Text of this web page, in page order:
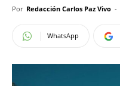
Por Redacción Carlos Paz Vivo -
WhatsApp